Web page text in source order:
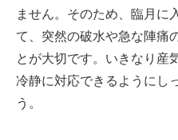
ません。そのため、臨月に
て、突然の破水や急な陣痛
とが大切です。いきなり産
冷静に対応できるようにし
う。